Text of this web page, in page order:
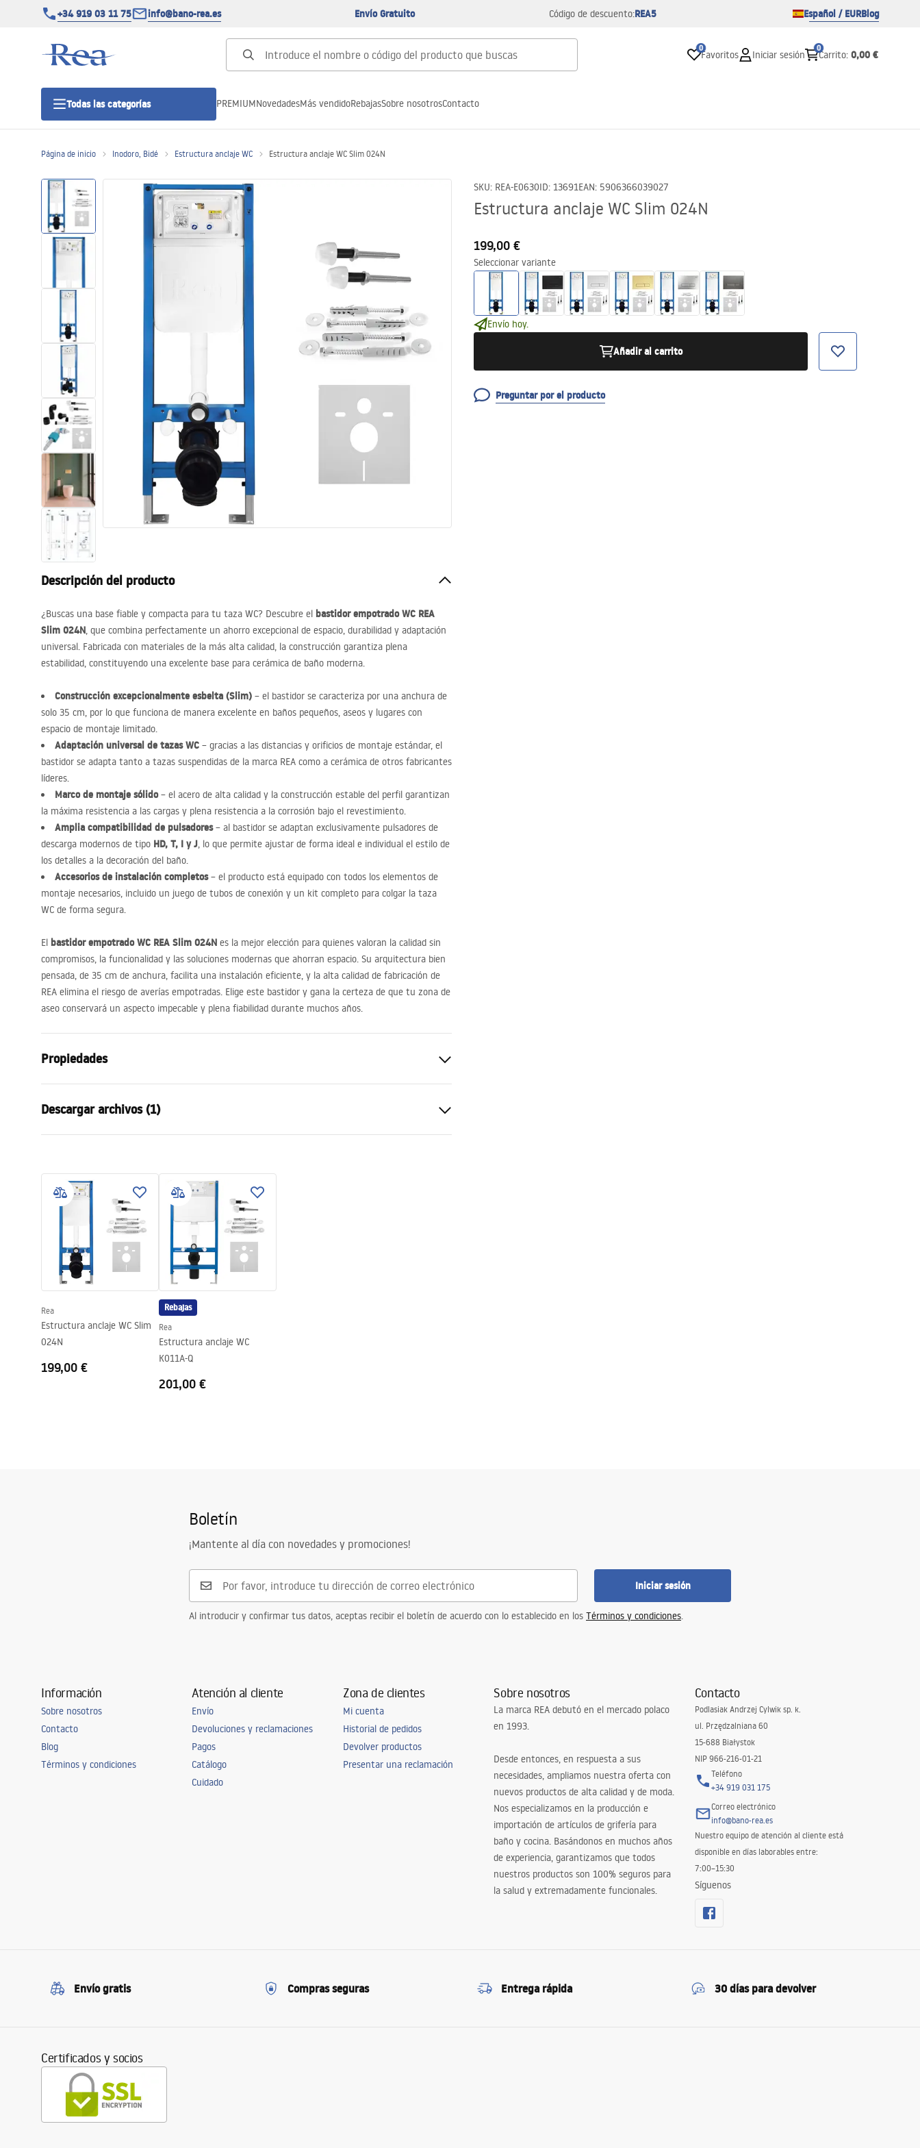
+34 919 03 11 75 info@bano-rea.es Envío Gratuito Código de descuento:REA5 Español / EURBlog
0
Favoritos Iniciar sesión
0
Carrito: 0,00 €
Todas las categorías
Puertas de ducha
Platos de ducha
Drenajes lineales
Bañeras y mamparas
Grifería
Ducha
Cocina
Accesorios de baño
PREMIUMNovedadesMás vendidoRebajasSobre nosotrosContacto
Página de inicio Inodoro, Bidé Estructura anclaje WC Estructura anclaje WC Slim 024N
SKU: REA-E0630ID: 13691EAN: 5906366039027
Estructura anclaje WC Slim 024N
199,00 €
Seleccionar variante
Envío hoy.
Añadir al carrito
Preguntar por el producto
Descripción del producto
¿Buscas una base fiable y compacta para tu taza WC? Descubre el bastidor empotrado WC REA
Slim 024N, que combina perfectamente un ahorro excepcional de espacio, durabilidad y adaptación
universal. Fabricada con materiales de la más alta calidad, la construcción garantiza plena
estabilidad, constituyendo una excelente base para cerámica de baño moderna.
Construcción excepcionalmente esbelta (Slim) – el bastidor se caracteriza por una anchura de
solo 35 cm, por lo que funciona de manera excelente en baños pequeños, aseos y lugares con
espacio de montaje limitado.
Adaptación universal de tazas WC – gracias a las distancias y orificios de montaje estándar, el
bastidor se adapta tanto a tazas suspendidas de la marca REA como a cerámica de otros fabricantes
líderes.
Marco de montaje sólido– el acero de alta calidad y la construcción estable del perfil garantizan
la máxima resistencia a las cargas y plena resistencia a la corrosión bajo el revestimiento.
Amplia compatibilidad de pulsadores– al bastidor se adaptan exclusivamente pulsadores de
descarga modernos de tipo HD, T, I y J, lo que permite ajustar de forma ideal e individual el estilo de
los detalles a la decoración del baño.
Accesorios de instalación completos– el producto está equipado con todos los elementos de
montaje necesarios, incluido un juego de tubos de conexión y un kit completo para colgar la taza
WC de forma segura.
El bastidor empotrado WC REA Slim 024N es la mejor elección para quienes valoran la calidad sin
compromisos, la funcionalidad y las soluciones modernas que ahorran espacio. Su arquitectura bien
pensada, de 35 cm de anchura, facilita una instalación eficiente, y la alta calidad de fabricación de
REA elimina el riesgo de averías empotradas. Elige este bastidor y gana la certeza de que tu zona de
aseo conservará un aspecto impecable y plena fiabilidad durante muchos años.
Propiedades
Modelo
Pulsanti di scarico compatibili
Tipo T, Tipo I, Tipo HD, Tipo J
Distancia de los tornillos de montaje
Enjuagable
Alfombra insonorizante incluida
Sí
Garantía
Descargar archivos (1)
Instrukcja_monta__u_i_obs__ugi_Stela__a_podtynkowego__WC_SLIM_024N.pdf
Rea
Estructura anclaje WC Slim
024N
199,00 €
Rebajas
Rea
Estructura anclaje WC
K011A-Q
201,00 €
Boletín
¡Mantente al día con novedades y promociones!
Iniciar sesión
Al introducir y confirmar tus datos, aceptas recibir el boletín de acuerdo con lo establecido en los Términos y condiciones.
Información
Sobre nosotros
Contacto
Blog
Términos y condiciones
Atención al cliente
Envío
Devoluciones y reclamaciones
Pagos
Catálogo
Cuidado
Zona de clientes
Mi cuenta
Historial de pedidos
Devolver productos
Presentar una reclamación
Sobre nosotros
La marca REA debutó en el mercado polaco
en 1993.
Desde entonces, en respuesta a sus
necesidades, ampliamos nuestra oferta con
nuevos productos de alta calidad y de moda.
Nos especializamos en la producción e
importación de artículos de grifería para
baño y cocina. Basándonos en muchos años
de experiencia, garantizamos que todos
nuestros productos son 100% seguros para
la salud y extremadamente funcionales.
Contacto
Podlasiak Andrzej Cylwik sp. k.
ul. Przędzalniana 60
15-688 Białystok
NIP 966-216-01-21
Teléfono
+34 919 031 175
Correo electrónico
info@bano-rea.es
Nuestro equipo de atención al cliente está
disponible en días laborables entre:
7:00–15:30
Síguenos
Envío gratis Compras seguras Entrega rápida 30 días para devolver
Certificados y socios